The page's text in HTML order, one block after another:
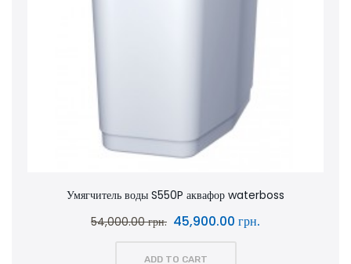
Умягчитель воды WaterBoss
62,400.00 грн.